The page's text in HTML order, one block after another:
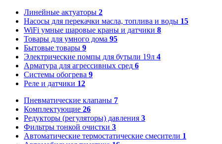
Линейные актуаторы 2
Насосы для перекачки масла, топлива и воды 15
WiFi умные шаровые краны и датчики 8
Товары для умного дома 95
Бытовые товары 9
Электрические помпы для бутыли 19л 4
Арматура для агрессивных сред 6
Системы обогрева 9
Реле и датчики 12
Пневматические клапаны 7
Комплектующие 26
Редукторы (регуляторы) давления 3
Фильтры тонкой очистки 3
Автоматические термостатические смесители 1